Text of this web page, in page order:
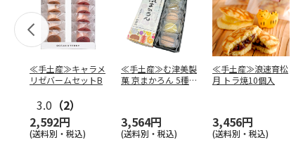
≪手土産≫キャラメ
リゼバームセットB
3.0 （2）
2,592円
(送料別・税込)
≪手土産≫む津美製
菓 京まかろん 5種あ
3,564円
(送料別・税込)
≪手土産≫浪速育松
月 トラ焼10個入
3,456円
(送料別・税込)